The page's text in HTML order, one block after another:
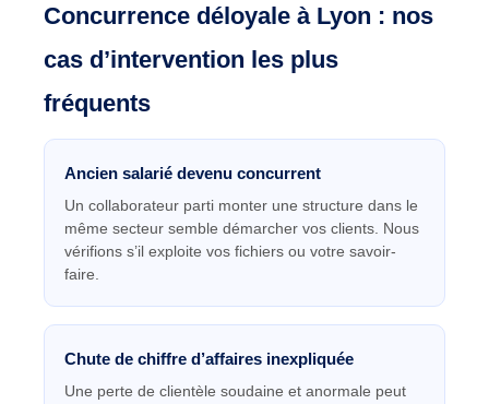
Concurrence déloyale à Lyon : nos
cas d’intervention les plus
fréquents
Ancien salarié devenu concurrent
Un collaborateur parti monter une structure dans le
même secteur semble démarcher vos clients. Nous
vérifions s’il exploite vos fichiers ou votre savoir-
faire.
Chute de chiffre d’affaires inexpliquée
Une perte de clientèle soudaine et anormale peut